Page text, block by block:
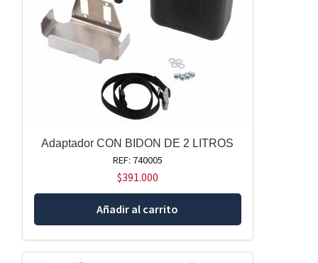
Adaptador CON BIDON DE 2 LITROS
REF: 740005
$391.000
Añadir al carrito